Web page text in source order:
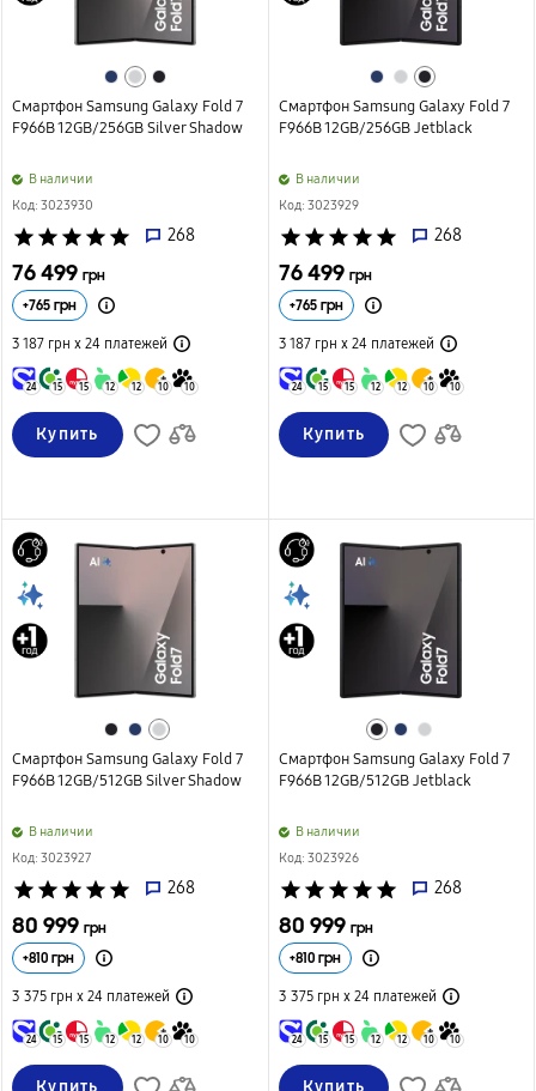
Смартфон Samsung Galaxy Fold 7
F966B 12GB/256GB Silver Shadow
B наличии
Код: 3023930
star star star star star 268
76 499 грн
+765 грн
3 187 грн х 24 платежей
24 15 15 12 12 10 10
Купить
Смартфон Samsung Galaxy Fold 7
F966B 12GB/256GB Jetblack
B наличии
Код: 3023929
star star star star star 268
76 499 грн
+765грн
3 187 грн х 24платежей
24 15 15 12 12 10 10
Купить
Смартфон Samsung Galaxy Fold 7
F966B 12GB/512GB Silver Shadow
B наличии
Код: 3023927
star star star star star 268
80 999 грн
+810 грн
3 375 грн х 24 платежей
24 15 15 12 12 10 10
Купить
Смартфон Samsung Galaxy Fold 7
F966B 12GB/512GB Jetblack
B наличии
Код: 3023926
star star star star star 268
80 999 грн
+810грн
3 375 грн х 24платежей
24 15 15 12 12 10 10
Купить